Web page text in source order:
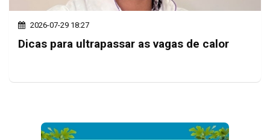
2026-07-29 18:27
Dicas para ultrapassar as vagas de calor